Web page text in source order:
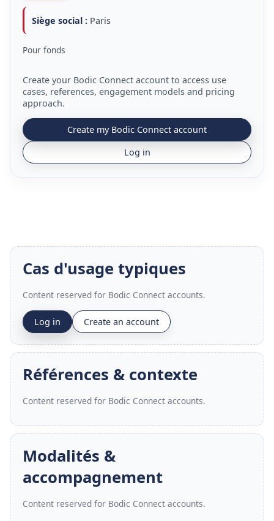
Siège social : Paris
Pour fonds
Create your Bodic Connect account to access use
cases, references, engagement models and pricing
approach.
Create my Bodic Connect account
Log in
Cas d'usage typiques
Content reserved for Bodic Connect accounts.
Log in Create an account
Références & contexte
Content reserved for Bodic Connect accounts.
Modalités &
accompagnement
Content reserved for Bodic Connect accounts.